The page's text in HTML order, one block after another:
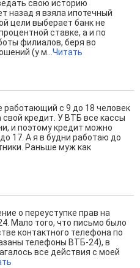
свою историю
назад я взяла ипотечный
цели выберает банк не
ставке, а и по
филиалов, беря во
(у м...Читать
работающий с 9 до 18 человек
кредит. У ВТБ все кассы
и поэтому кредит можно
17. А я в будни работаю до
Раньше муж как
о переуступке прав на
Мало того, что письмо было
контактного телефона по
телефоны ВТБ-24), в
все действия с моей